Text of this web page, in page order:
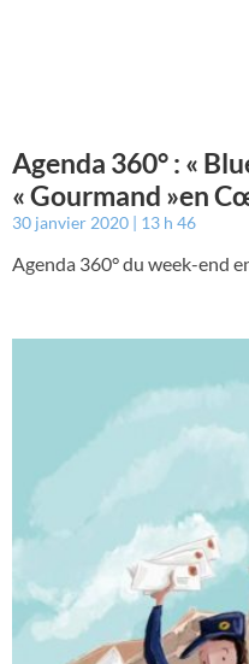
Agenda 360° : «
« Gourmand »en
30 janvier 2020 13 h 46
Agenda 360° du week-end